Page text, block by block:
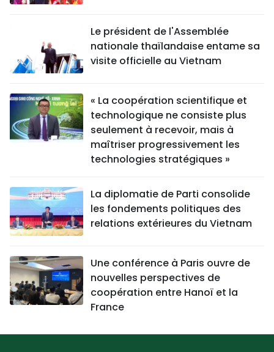
Le président de l'Assemblée
nationale thaïlandaise entame sa
visite officielle au Vietnam
« La coopération scientifique et
technologique ne consiste plus
seulement à recevoir, mais à
maîtriser progressivement les
technologies stratégiques »
La diplomatie de Parti consolide
les fondements politiques des
relations extérieures du Vietnam
Une conférence à Paris ouvre de
nouvelles perspectives de
coopération entre Hanoï et la
France